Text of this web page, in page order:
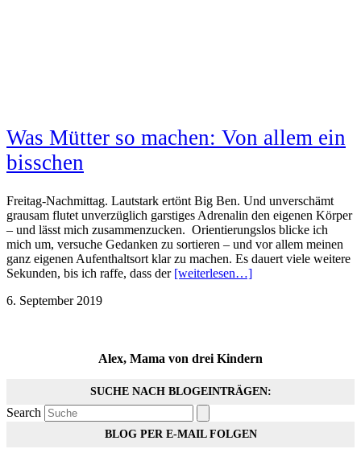
Was Mütter so machen: Von allem ein
bisschen
Freitag-Nachmittag. Lautstark ertönt Big Ben. Und unverschämt
grausam flutet unverzüglich garstiges Adrenalin den eigenen Körper
– und lässt mich zusammenzucken. Orientierungslos blicke ich
mich um, versuche Gedanken zu sortieren – und vor allem meinen
ganz eigenen Aufenthaltsort klar zu machen. Es dauert viele weitere
Sekunden, bis ich raffe, dass der [weiterlesen…]
6. September 2019
Alex, Mama von drei Kindern
SUCHE NACH BLOGEINTRÄGEN:
Search
BLOG PER E-MAIL FOLGEN